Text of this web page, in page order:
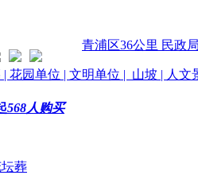
青浦区36公里 民政
花园单位 | 文明单位 | 山坡 | 人文
568人购买
葬